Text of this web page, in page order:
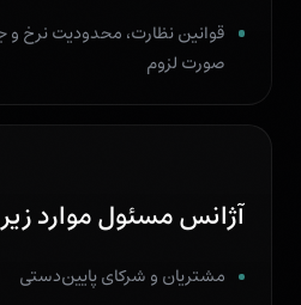
قوانین نظارت، محدودیت نرخ و
صورت لزوم
آژانس مسئول موارد
مشتریان و شرکای پایین‌دستی